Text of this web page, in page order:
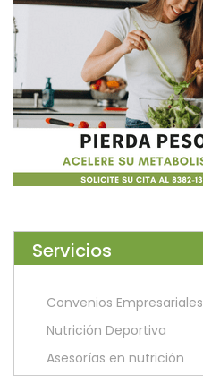
Servicios
Convenios Empresariales
Nutrición Deportiva
Asesorías en nutrición